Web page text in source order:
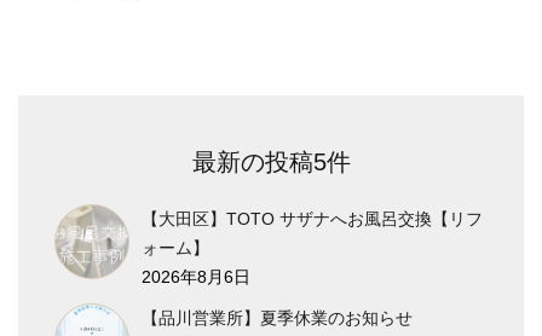
最新の投稿5件
【大田区】TOTO サザナへお風呂交換【リフ
ォーム】
2026年8月6日
【品川営業所】夏季休業のお知らせ